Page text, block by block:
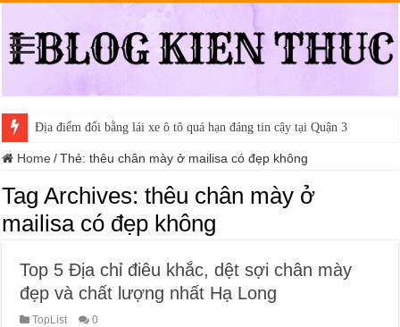
Địa điểm đổi bằng lái xe ô tô quá hạn đáng tin cậy tại Quận 3
Home / Thẻ:thêu chân mày ở mailisa có đẹp không
Tag Archives:thêu chân mày ở
mailisa có đẹp không
Top 5 Địa chỉ điêu khắc, dệt sợi chân mày
đẹp và chất lượng nhất Hạ Long
TopList 0